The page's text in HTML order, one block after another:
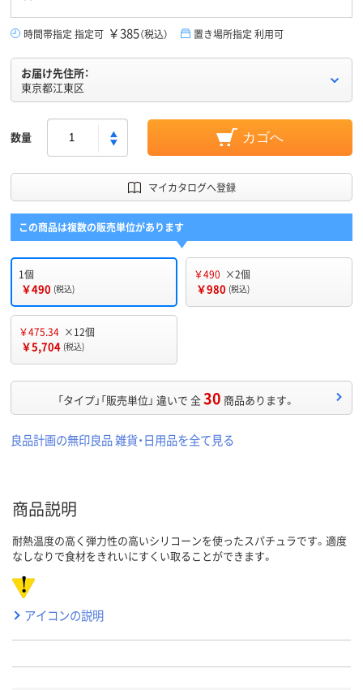
時間帯指定 指定可 ￥385（税込） 置き場所指定 利用可
お届け先住所：
東京都江東区
数量 カゴへ
マイカタログへ登録
この商品は複数の販売単位があります
1個
￥490 (税込)
￥490 ×2個
￥980 (税込)
￥475.34 ×12個
￥5,704 (税込)
「タイプ」「販売単位」 違いで 全30 商品あります。
良品計画の無印良品 雑貨・日用品を全て見る
商品説明
耐熱温度の高く弾力性の高いシリコーンを使ったスパチュラです。適度
なしなりで食材をきれいにすくい取ることができます。
アイコンの説明